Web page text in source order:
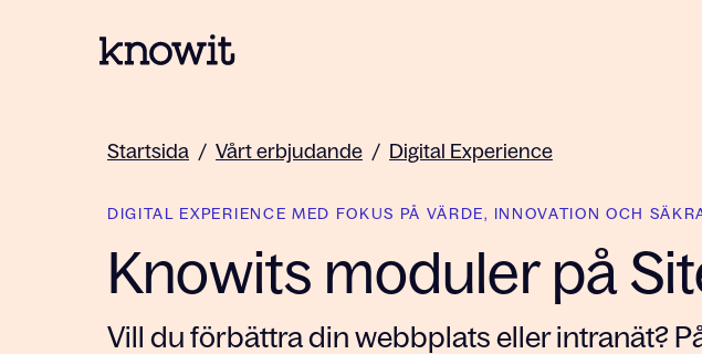
Till startsidan på Knowit
Startsida / Vårt erbjudande / Digital Experience
DIGITAL EXPERIENCE MED FOKUS PÅ VÄRDE, INNOVATION OCH
Knowits moduler på
Vill du förbättra din webbplats eller intranät?